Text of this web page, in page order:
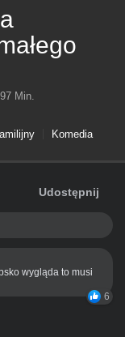
97 Min.
Komedia
Udostępnij
wygląda to musi
6